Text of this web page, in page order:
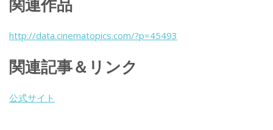
e
b
o
o
k
itt
er a
http://data.cinematopics.com/?p=45493
関連記事＆リンク
公式サイト